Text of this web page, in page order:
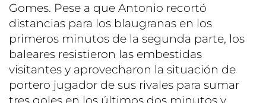
Gomes. Pese a que Antonio recortó
distancias para los blaugranas en los
primeros minutos de la segunda parte, los
baleares resistieron las embestidas
visitantes y aprovecharon la situación de
portero jugador de sus rivales para sumar
tres goles en los últimos dos minutos y